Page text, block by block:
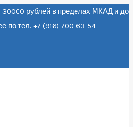
30000 рублей в пределах МКАД и до
по тел. +7 (916) 700-63-54